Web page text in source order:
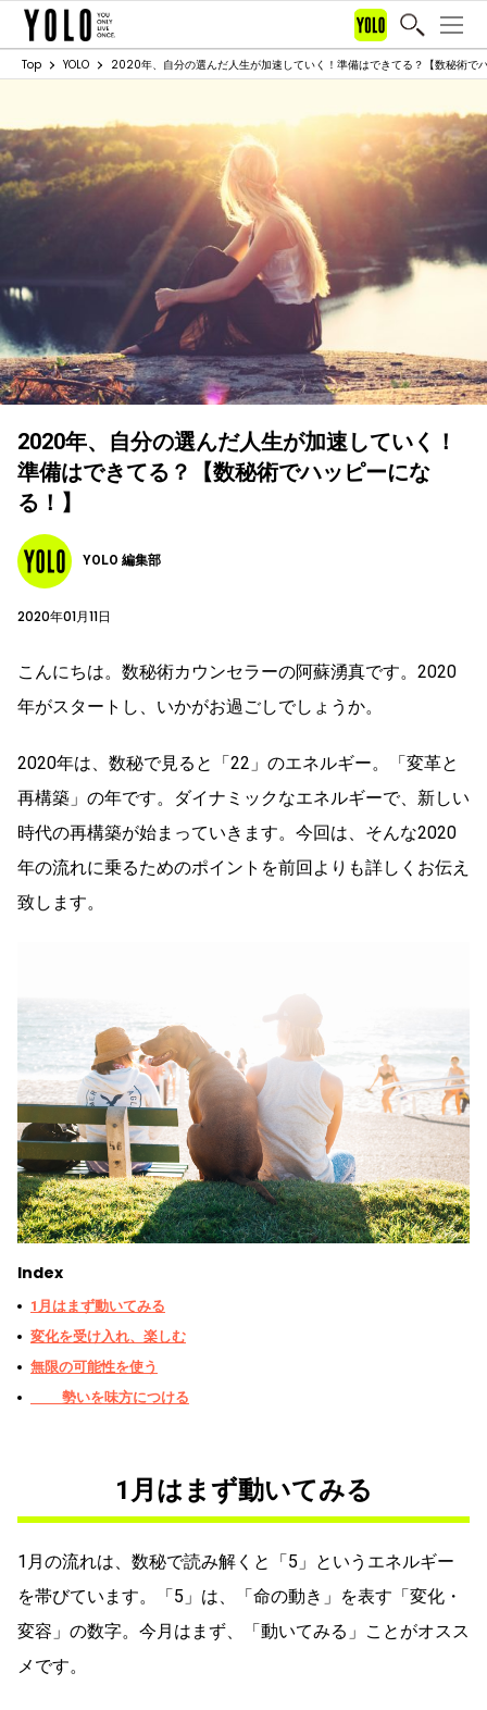
Top YOLO 2020年、自分の選んだ人生が加速していく！準備はできてる？【数秘術で
2020年、自分の選んだ人生が加速していく！
準備はできてる？【数秘術でハッピーにな
る！】
YOLO 編集部
2020年01月11日
こんにちは。数秘術カウンセラーの阿蘇湧真です。2020
年がスタートし、いかがお過ごしでしょうか。
2020年は、数秘で見ると「22」のエネルギー。「変革と
再構築」の年です。ダイナミックなエネルギーで、新しい
時代の再構築が始まっていきます。今回は、そんな2020
年の流れに乗るためのポイントを前回よりも詳しくお伝え
致します。
Index
1月はまず動いてみる
変化を受け入れ、楽しむ
無限の可能性を使う
勢いを味方につける
1月はまず動いてみる
1月の流れは、数秘で読み解くと「5」というエネルギー
を帯びています。「5」は、「命の動き」を表す「変化・
変容」の数字。今月はまず、「動いてみる」ことがオスス
メです。